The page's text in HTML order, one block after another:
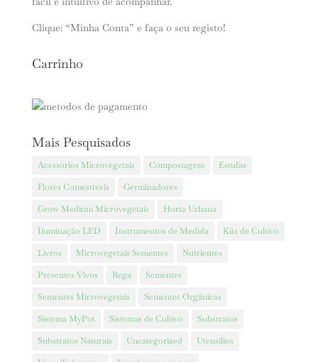
Clique: “Minha Conta” e faça o seu registo!
Carrinho
Mais Pesquisados
Acessórios Microvegetais Compostagem
Estufas
Flores Comestíveis
Germinadores
Grow Medium Microvegetais
Horta Urbana
Iluminação LED
Instrumentos de Medida
Kits de Cultivo
Livros
Microvegetais Sementes
Nutrientes
Presentes Vivos
Rega
Sementes
Sementes Microvegetais
Sementes Orgânicas
Sistema MyPot
Sistemas de Cultivo
Substratos
Substratos Naturais
Uncategorized
Utensilios